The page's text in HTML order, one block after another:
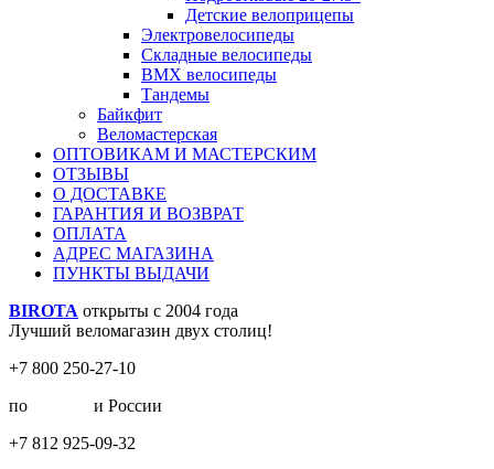
Детские велоприцепы
Электровелосипеды
Складные велосипеды
BMX велосипеды
Тандемы
Байкфит
Веломастерская
ОПТОВИКАМ И МАСТЕРСКИМ
ОТЗЫВЫ
О ДОСТАВКЕ
ГАРАНТИЯ И ВОЗВРАТ
ОПЛАТА
АДРЕС МАГАЗИНА
ПУНКТЫ ВЫДАЧИ
BIROTA открыты с 2004 года
Лучший веломагазин двух столиц!
+7 800 250-27-10
по
и России
+7 812 925-09-32